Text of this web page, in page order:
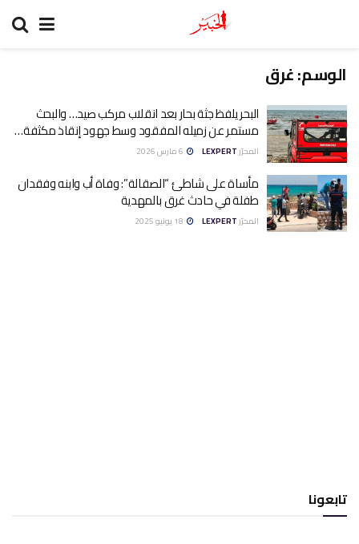
الوسم:غرق
البحر يلفظ جثة بحار بعد انقلاب مركب صيد… والبحث
مستمر عن زميله المفقود وسط جهود إنقاذ مكثفة…
المحرّرLEXPERT
مأساة على شاطئ “الصقالة”: وفاة أب وابنه وفقدان
طفلة في حادث غرق بالمهدية
المحرّر LEXPERT
تابعونا